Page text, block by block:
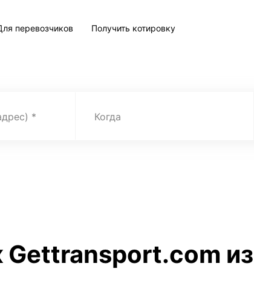
перевозчиков Получить котировку
Когда
Gettransport.com